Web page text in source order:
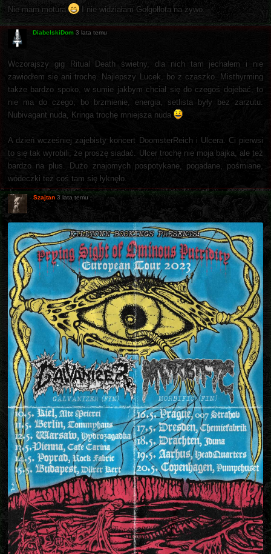
Nie mam motura I nie widziałam Gołgołłota na żywo.
DiabelskiDom 3 lata temu
Wczorajszy gig Ritual Death świetny, dla nich tam jechałem i nie
zawiodłem się ani trochę. Najlepszy Lucek, bo z czaszko. Misthyrming
także bardzo spoko, w sumie jakbym chciał się do czegoś dojebać, to
nie ma do czego, bo brzmienie, energia, setlista były bez zarzutu.
Nubivagant nuda, Kringa trochę mniejsza nuda
A dzień wcześniej zajebisty koncert DoomsterReich i Ulcera. Ci pierwsi
to się tak wyrobili, że proszę siadać. Ulcer trochę nie moja bajka, ale też
bardzo na plus. Dużo znajomych pospotykane, pogadane, pośmiane,
wódeczki też coś tam się łyknęło.
Szajtan 3 lata temu